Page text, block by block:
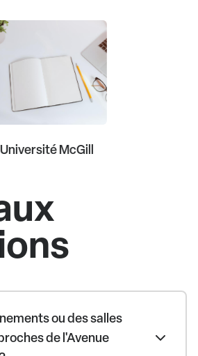
Université McGill
ou des salles
de l'Avenue